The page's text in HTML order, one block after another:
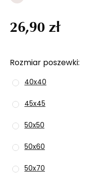
Rozmiar poszewki
40x40
45x45
50x50
50x60
50x70
26,90 zł